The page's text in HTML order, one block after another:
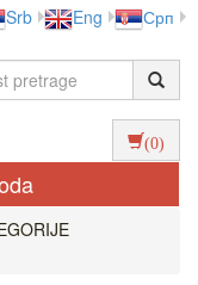
Srb Eng Срп
(0)